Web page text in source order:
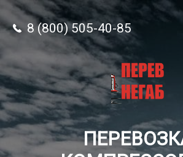
8 (800) 505-40-85